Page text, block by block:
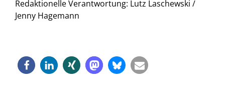
Redaktionelle Verantwortung: Lutz Laschewski /
Jenny Hagemann